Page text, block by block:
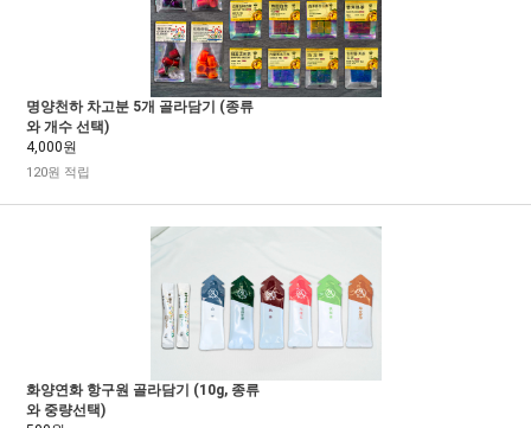
명양천하 차고분 5개 골라담기 (종류
와 개수 선택)
4,000원
120원 적립
화양연화 항구원 골라담기 (10g, 종류
와 중량선택)